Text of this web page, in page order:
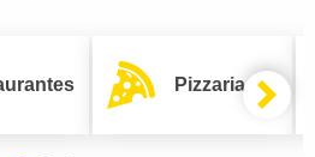
Pizzarias